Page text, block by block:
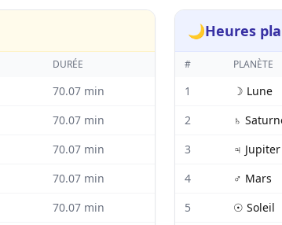
DURÉE
70.07 min
70.07 min
70.07 min
70.07 min
70.07 min
🌙Heures
# PLANÈTE
1 ☽ Lune
2
♄
3
♃ Jupiter
4
♂ Mars
5
☉ Soleil